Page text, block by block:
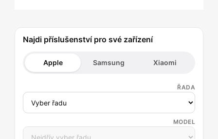
Najdi příslušenství pro své zařízení
Apple Samsung Xiaomi
ŘADA
MODEL